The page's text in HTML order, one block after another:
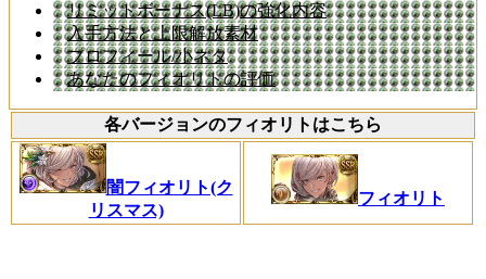
リミットボーナス(LB)の強化内容
入手方法と上限解放素材
プロフィール/小ネタ
あなたのフィオリトの評価
各バージョンのフィオリトはこちら
闇フィオリト(ク
リスマス)
フィオリト